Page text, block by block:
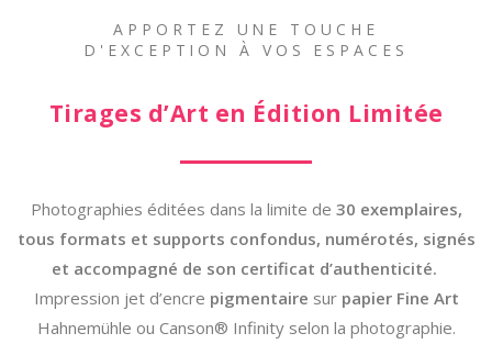
APPORTEZ UNE TOUCHE
D'EXCEPTION À VOS ESPACES
Tirages d’Art en Édition Limitée
Photographies éditées dans la limite de 30 exemplaires,
tous formats et supports confondus, numérotés, signés
et accompagné de son certificat d’authenticité.
Impression jet d’encre pigmentaire sur papier Fine Art
Hahnemühle ou Canson® Infinity selon la photographie.